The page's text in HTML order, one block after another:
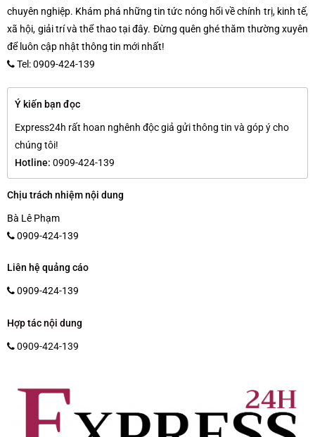
chuyên nghiệp. Khám phá những tin tức nóng hổi về chính trị, kinh tế,
xã hội, giải trí và thể thao tại đây. Đừng quên ghé thăm thường xuyên
để luôn cập nhật thông tin mới nhất!
Tel: 0909-424-139
Ý kiến bạn đọc
Express24h rất hoan nghênh độc giả gửi thông tin và góp ý cho
chúng tôi!
Hotline: 0909-424-139
Chịu trách nhiệm nội dung
Bà Lê Phạm
0909-424-139
Liên hệ quảng cáo
0909-424-139
Hợp tác nội dung
0909-424-139